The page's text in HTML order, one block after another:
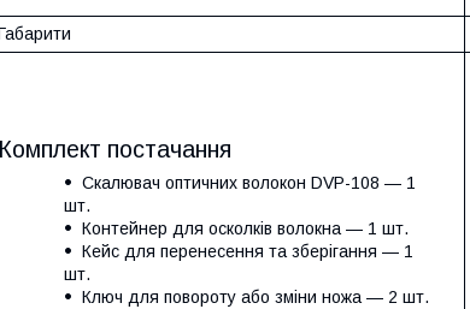
постачання
Скалювач оптичних волокон DVP-108 — 1
шт.
Контейнер для осколків волокна — 1 шт.
Кейс для перенесення та зберігання — 1
шт.
Ключ для повороту або зміни ножа — 2 шт.